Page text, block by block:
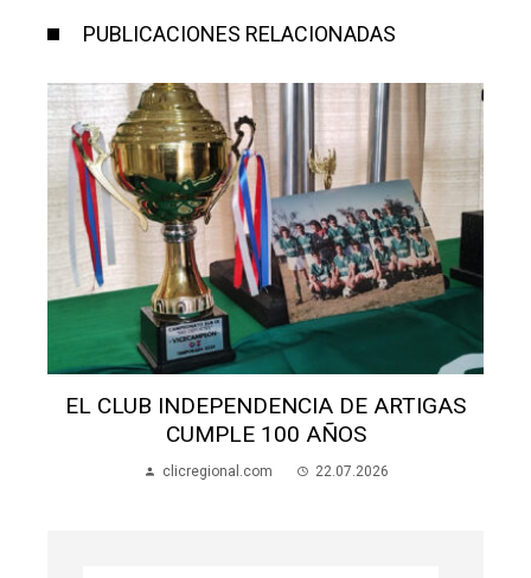
PUBLICACIONES RELACIONADAS
ALUMNOS APEDREARON A UNA MADRE
EN LA ESCUELA 70
clicregional.com 22.07.2026